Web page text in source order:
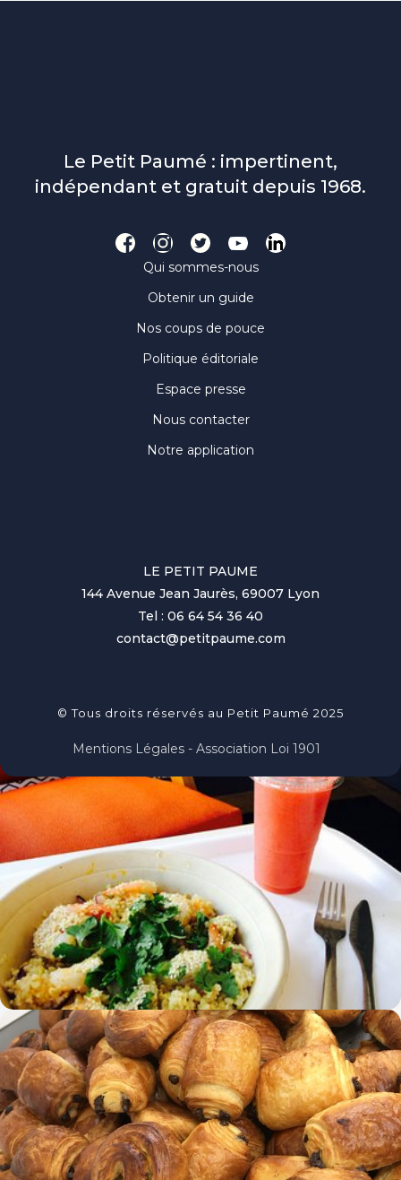
Le Petit Paumé : impertinent,
indépendant et gratuit depuis 1968.
Qui sommes-nous
Obtenir un guide
Nos coups de pouce
Politique éditoriale
Espace presse
Nous contacter
Notre application
LE PETIT PAUME
144 Avenue Jean Jaurès, 69007 Lyon
Tel : 06 64 54 36 40
contact@petitpaume.com
© Tous droits réservés au Petit Paumé 2025
Mentions Légales - Association Loi 1901